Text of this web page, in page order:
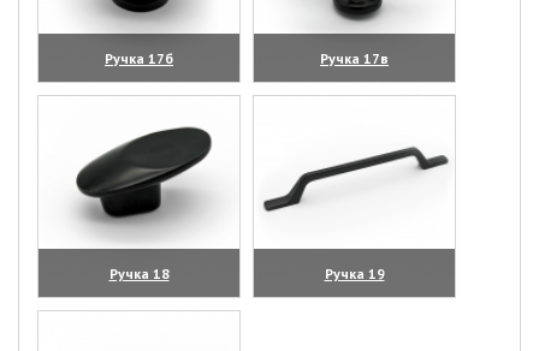
Ручка 17б
(увеличить)
Ручка 17в
(увеличить)
Ручка 18
(увеличить)
Ручка 19
(увеличить)